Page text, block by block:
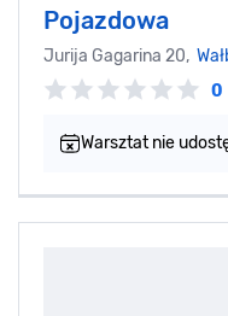
Pojazdowa
Jurija Gagarina 20,
0
Warsztat nie